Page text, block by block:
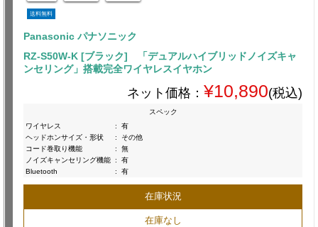
送料無料
Panasonic パナソニック
RZ-S50W-K [ブラック] 「デュアルハイブリッドノイズキャ
ンセリング」搭載完全ワイヤレスイヤホン
ネット価格： ¥10,890(税込)
スペック
ワイヤレス
:
有
ヘッドホンサイズ・形状
:
その他
コード巻取り機能
:
無
ノイズキャンセリング機能 :
有
Bluetooth
: 有
在庫状況
在庫なし